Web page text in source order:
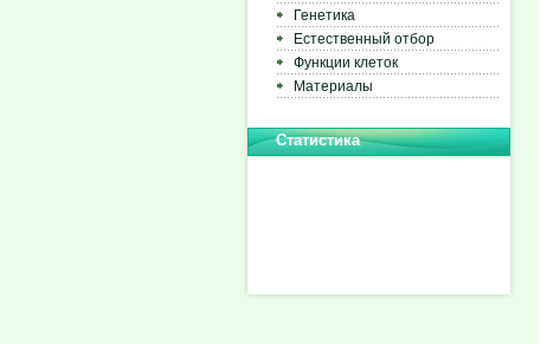
Генетика
Естественный отбор
Функции клеток
Материалы
Статистика